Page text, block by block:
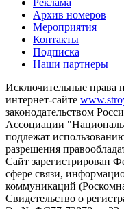
Реклама
Архив номеров
Мероприятия
Контакты
Подписка
Наши партнеры
Исключительные права
интернет-сайте
законодательством
Ассоциации
подлежат
разрешения
Сайт зарегистрирован
сфере связи,
коммуникаций
Свидетельство о